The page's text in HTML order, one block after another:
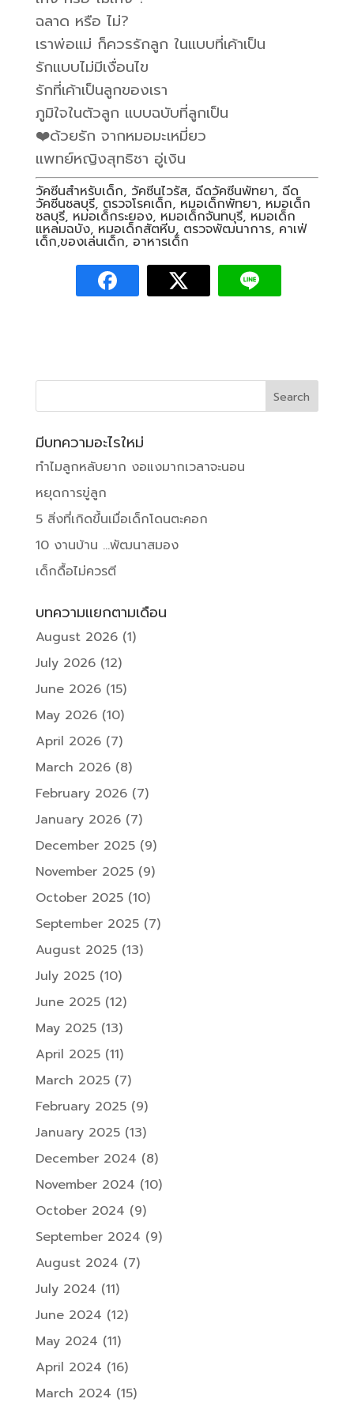
ฉลาด หรือ ไม่?
เราพ่อแม่ ก็ควรรักลูก ในแบบที่เค้าเป็น
รักแบบไม่มีเงื่อนไข
รักที่เค้าเป็นลูกของเรา
ภูมิใจในตัวลูก แบบฉบับที่ลูกเป็น
❤️ด้วยรัก จากหมอมะเหมี่ยว
แพทย์หญิงสุทธิชา อู่เงิน
วัคซีนสำหรับเด็ก, วัคซีนไวรัส, ฉีดวัคซีนพัทยา, ฉีด
วัคซีนชลบุรี, ตรวจโรคเด็ก, หมอเด็กพัทยา, หมอเด็ก
ชลบุรี, หมอเด็กระยอง, หมอเด็กจันทบุรี, หมอเด็ก
แหลมฉบัง, หมอเด็กสัตหีบ, ตรวจพัฒนาการ, คาเฟ่
เด็ก,ของเล่นเด็ก, อาหารเด็ก
มีบทความอะไรใหม่
ทำไมลูกหลับยาก งอแงมากเวลาจะนอน
หยุดการขู่ลูก
5 สิ่งที่เกิดขึ้นเมื่อเด็กโดนตะคอก
10 งานบ้าน …พัฒนาสมอง
เด็กดื้อไม่ควรตี
บทความแยกตามเดือน
August 2026(1)
July 2026(12)
June 2026(15)
May 2026(10)
April 2026(7)
March 2026(8)
February 2026(7)
January 2026(7)
December 2025(9)
November 2025(9)
October 2025(10)
September 2025(7)
August 2025(13)
July 2025(10)
June 2025(12)
May 2025(13)
April 2025(11)
March 2025(7)
February 2025(9)
January 2025(13)
December 2024 (8)
November 2024 (10)
October 2024 (9)
September 2024 (9)
August 2024 (7)
July 2024 (11)
June 2024 (12)
May 2024 (11)
April 2024 (16)
March 2024 (15)